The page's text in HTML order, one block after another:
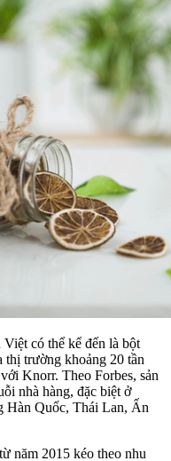
Việt có thể kể đến là bột
thị trường khoảng 20 tần
Knorr. Theo Forbes, sản
nhà hàng, đặc biệt ở
Hàn Quốc, Thái Lan, Ấn
năm 2015 kéo theo nhu